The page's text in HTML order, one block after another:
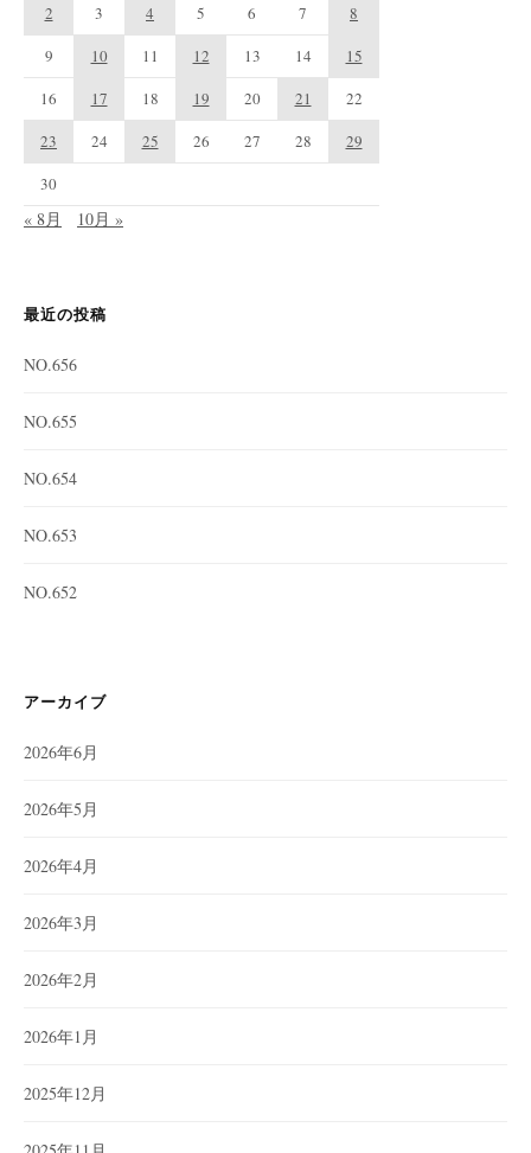
2
3 4 5 6 7
8
9
10 11 12 13 14
15
16
17 18 19 20 21
22
23
24 25 26 27 28
29
30
« 8月 10月 »
最近の投稿
NO.656
NO.655
NO.654
NO.653
NO.652
アーカイブ
2026年6月
2026年5月
2026年4月
2026年3月
2026年2月
2026年1月
2025年12月